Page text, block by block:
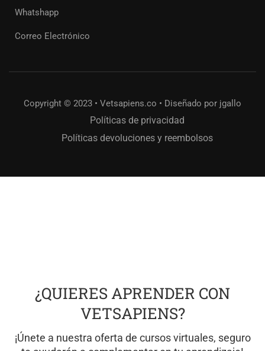
Whatshapp
Correo Electrónico
Copyright © 2023 • Vetsapiens.co • Diseñado por jgallo
Políticas de privacidad
Políticas devoluciones y reembolsos
¿QUIERES APRENDER CON
VETSAPIENS?
¡Únete a nuestra oferta de cursos virtuales, seguro